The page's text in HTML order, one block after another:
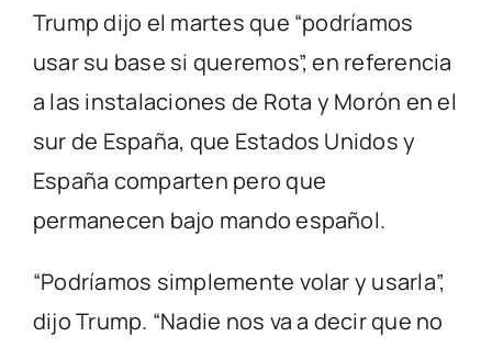
Trump dijo el martes que “podríamos
usar su base si queremos”, en referencia
a las instalaciones de Rota y Morón en el
sur de España, que Estados Unidos y
España comparten pero que
permanecen bajo mando español.
“Podríamos simplemente volar y usarla”,
dijo Trump. “Nadie nos va a decir que no